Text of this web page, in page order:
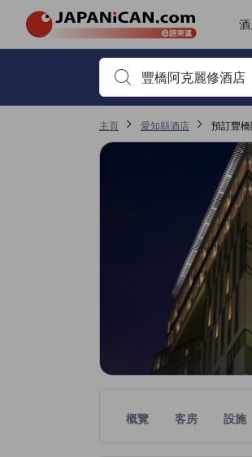
首先輸入住宿名稱或關鍵字搜
主頁 愛知縣酒店 預訂豐
概覽 客房 設施